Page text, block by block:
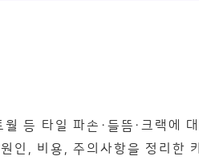
등 타일 파손·들뜸·크랙에
인, 비용, 주의사항을 정리한